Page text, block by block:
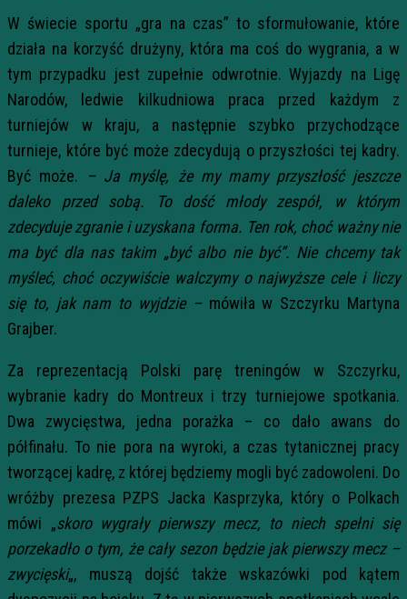
W świecie sportu „gra na czas” to sformułowanie, które
działa na korzyść drużyny, która ma coś do wygrania, a w
tym przypadku jest zupełnie odwrotnie. Wyjazdy na Ligę
Narodów, ledwie kilkudniowa praca przed każdym z
turniejów w kraju, a następnie szybko przychodzące
turnieje, które być może zdecydują o przyszłości tej kadry.
Być może.
– Ja myślę, że my mamy przyszłość jeszcze
daleko przed sobą. To dość młody zespół, w którym
zdecyduje zgranie i uzyskana forma. Ten rok, choć ważny nie
ma być dla nas takim „być albo nie być”. Nie chcemy tak
myśleć, choć oczywiście walczymy o najwyższe cele i liczy
się to, jak nam to wyjdzie –mówiła w Szczyrku Martyna
Grajber.
Za reprezentacją Polski parę treningów w Szczyrku,
wybranie kadry do Montreux i trzy turniejowe spotkania.
Dwa zwycięstwa, jedna porażka – co dało awans do
półfinału. To nie pora na wyroki, a czas tytanicznej pracy
tworzącej kadrę, z której będziemy mogli być zadowoleni. Do
wróżby prezesa PZPS Jacka Kasprzyka, który o Polkach
mówi „skoro wygrały pierwszy mecz, to niech spełni się
porzekadło o tym, że cały sezon będzie jak pierwszy mecz –
zwycięski„, muszą dojść także wskazówki pod kątem